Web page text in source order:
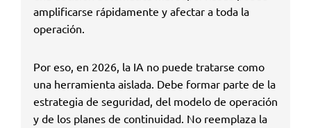
amplificarse rápidamente y afectar a toda la
operación.
Por eso, en 2026, la IA no puede tratarse como
una herramienta aislada. Debe formar parte de la
estrategia de seguridad, del modelo de operación
y de los planes de continuidad. No reemplaza la